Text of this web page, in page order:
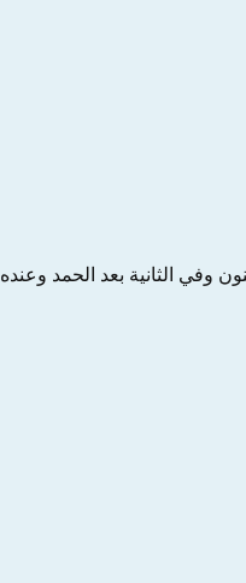
وفي‌ الثانية ‌بعد‌ الحمد وعنده‌